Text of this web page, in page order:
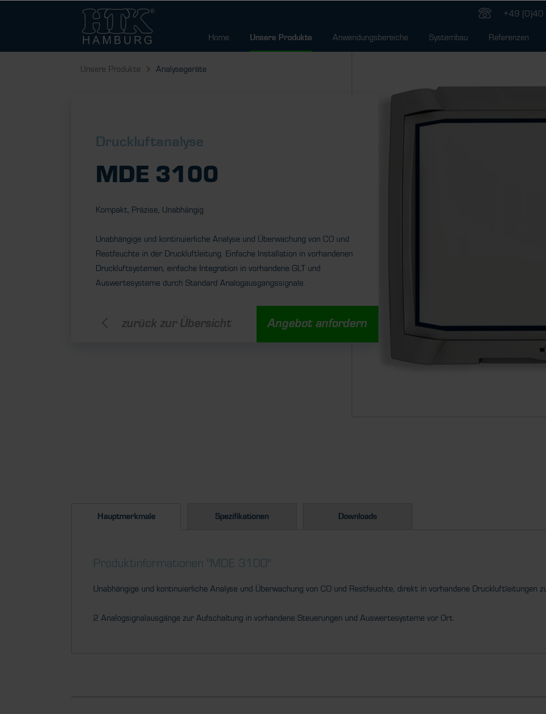
+49 (0)40
Home Unsere Produkte Anwendungsbereiche Systembau Referenzen
Unsere Produkte Analysegeräte
Druckluftanalyse
MDE 3100
Kompakt, Präzise, Unabhängig
Unabhängige und kontinuierliche Analyse und Überwachung von CO und
Restfeuchte in der Druckluftleitung. Einfache Installation in vorhandenen
Druckluftsystemen, einfache Integration in vorhandene GLT und
Auswertesysteme durch Standard Analogausgangssignale.
zurück zur Übersicht Angebot anfordern
Hauptmerkmale Spezifikationen Downloads
Produktinformationen "MDE 3100"
Unabhängige und kontinuierliche Analyse und Überwachung von CO und Restfeuchte, direkt in vorhandene Druckluftleitungen
2 Analogsignalausgänge zur Aufschaltung in vorhandene Steuerungen und Auswertesysteme vor Ort.